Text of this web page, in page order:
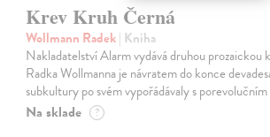
Krev Kruh Černá
Wollmann Radek| Kniha
Nakladatelství Alarm vydává druhou prozaickou
Radka Wollmanna je návratem do konce
subkultury po svém vypořádávaly s
Na sklade ?